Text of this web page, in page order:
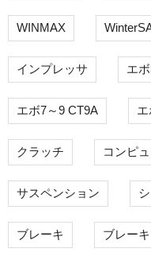
WINMAX
インプレッサ エ
エボ7～9 CT9A
クラッチ コンピ
サスペンション
ブレーキ ブレー